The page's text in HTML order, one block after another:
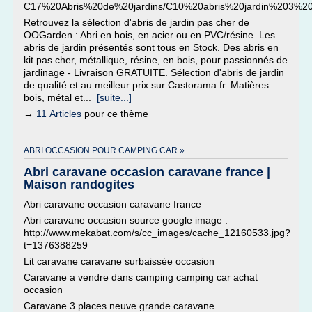
C17%20Abris%20de%20jardins/
Retrouvez la sélection d'abris de jardin pas cher de
OOGarden : Abri en bois, en acier ou en PVC/résine. Les
abris de jardin présentés sont tous en Stock. Des abris en
kit pas cher, métallique, résine, en bois, pour passionnés de
jardinage - Livraison GRATUITE. Sélection d'abris de jardin
de qualité et au meilleur prix sur Castorama.fr. Matières
bois, métal et... [suite...]
→ 11 Articles pour ce thème
ABRI OCCASION POUR CAMPING CAR »
Abri caravane occasion caravane france |
Maison randogites
Abri caravane occasion caravane france
Abri caravane occasion source google image :
http://www.mekabat.com/s/cc_images/cache_12160533.jpg?
t=1376388259
Lit caravane caravane surbaissée occasion
Caravane a vendre dans camping camping car achat
occasion
Caravane 3 places neuve grande caravane